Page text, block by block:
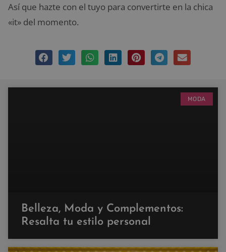
Así que hazte con el tuyo para convertirte en la chica
«it» del momento.
MODA
Belleza, Moda y Complementos:
Resalta tu estilo personal